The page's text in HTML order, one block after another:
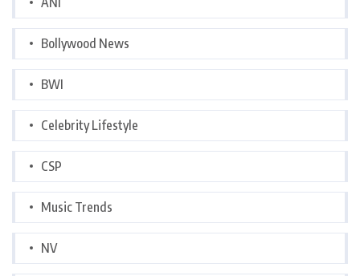
Bollywood News
BWI
Celebrity Lifestyle
CSP
Music Trends
NV